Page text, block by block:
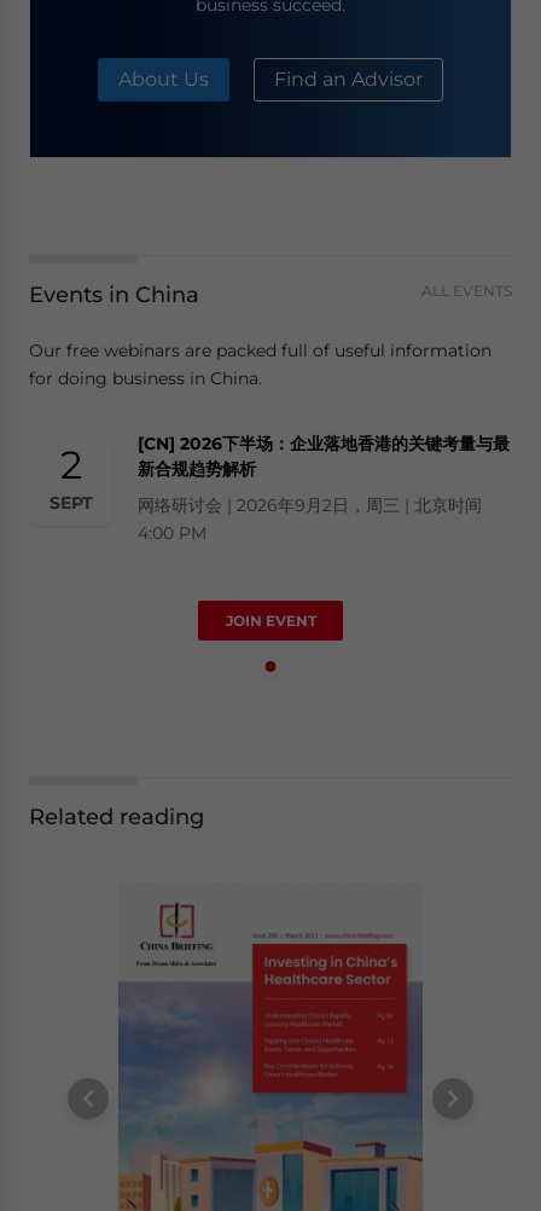
business succeed.
About Us Find an Advisor
Events in China ALL EVENTS
Our free webinars are packed full of useful information
for doing business in China.
2
SEPT
[CN] 2026下半场：企业落地香港的关键考量与最
新合规趋势解析
网络研讨会 | 2026年9月2日，周三 | 北京时间
4:00 PM
JOIN EVENT
Related reading